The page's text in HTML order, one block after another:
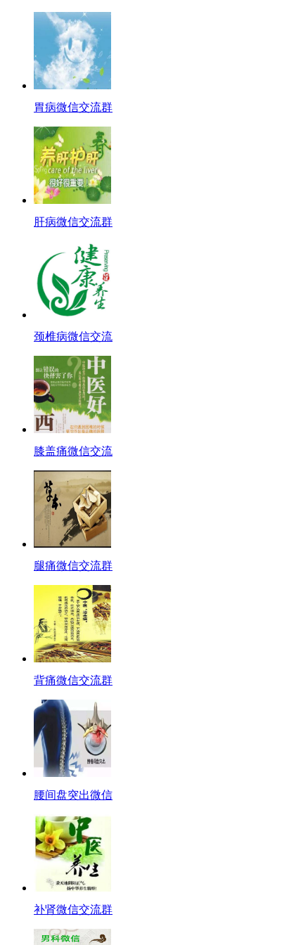
胃病微信交流群
肝病微信交流群
颈椎病微信交流
膝盖痛微信交流
腿痛微信交流群
背痛微信交流群
腰间盘突出微信
补肾微信交流群